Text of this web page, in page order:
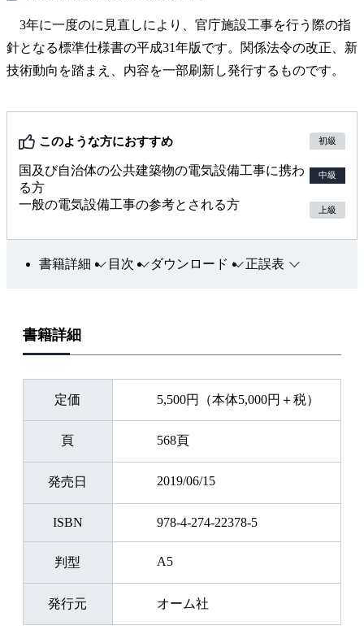
3年に一度のに見直しにより、官庁施設工事を行う際の指
針となる標準仕様書の平成31年版です。関係法令の改正、新
技術動向を踏まえ、内容を一部刷新し発行するものです。
このような方におすすめ
国及び自治体の公共建築物の電気設備工事に携わ
る方
一般の電気設備工事の参考とされる方
初級
中級
上級
書籍詳細 目次 ダウンロード 正誤表
書籍詳細
定価 5,500円（本体5,000円＋税）
頁 568頁
発売日 2019/06/15
ISBN 978-4-274-22378-5
判型 A5
発行元 オーム社